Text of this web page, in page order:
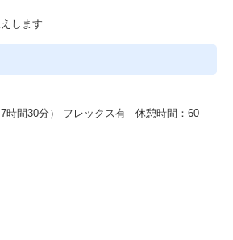
します
時間30分） フレックス有 休憩時間：60